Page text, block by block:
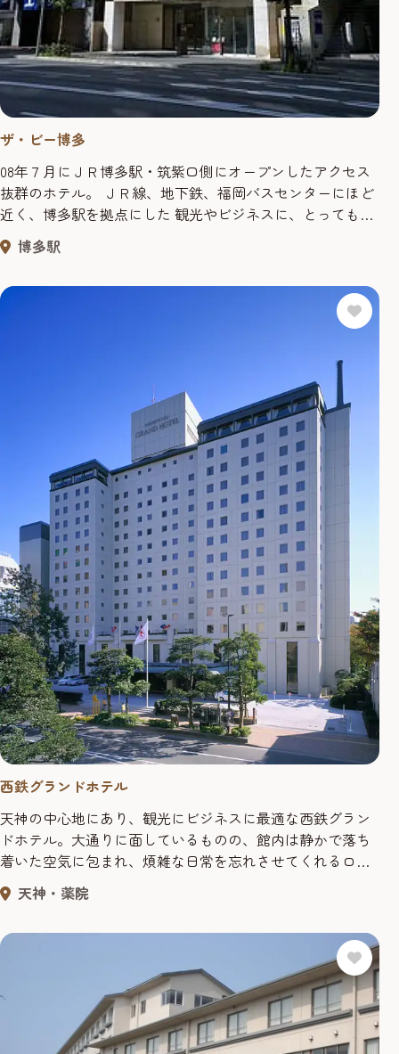
ザ・ビー博多
08年７月にＪＲ博多駅・筑紫口側にオープンしたアクセス
抜群のホテル。 ＪＲ線、地下鉄、福岡バスセンターにほど
近く、博多駅を拠点にした 観光やビジネスに、とっても便
利。 モダン＆シックをコンセプトにした客室は、ナチュラ
ルカラーのインテリアでコーディネートされ、 安心感と心
も、140㎝とゆったりくつろげるサイズを採用し、 ロビー
博多駅
西鉄グランドホテル
天神の中心地にあり、観光にビジネスに最適な西鉄グラン
ドホテル。大通りに面しているものの、館内は静かで落ち
着いた空気に包まれ、煩雑な日常を忘れさせてくれるロマ
ンティックなシティホテル。 客室数：280室／レストラン
数：7軒
天神・薬院